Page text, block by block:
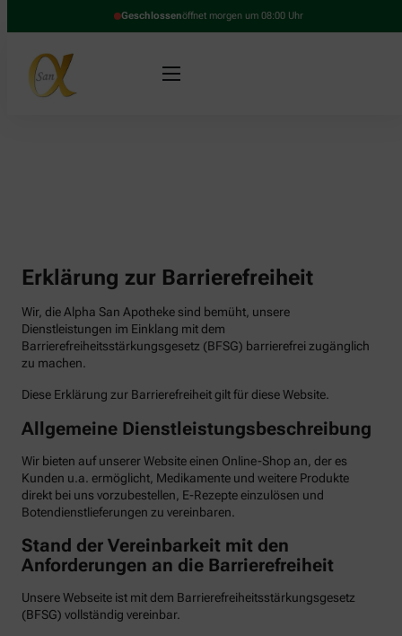
Geschlossenöffnet morgen um 08:00 Uhr
Erklärung zur Barrierefreiheit
Wir, die Alpha San Apotheke sind bemüht, unsere
Dienstleistungen im Einklang mit dem
Barrierefreiheitsstärkungsgesetz (BFSG) barrierefrei zugänglich
zu machen.
Diese Erklärung zur Barrierefreiheit gilt für diese Website.
Allgemeine Dienstleistungsbeschreibung
Wir bieten auf unserer Website einen Online-Shop an, der es
Kunden u.a. ermöglicht, Medikamente und weitere Produkte
direkt bei uns vorzubestellen, E-Rezepte einzulösen und
Botendienstlieferungen zu vereinbaren.
Stand der Vereinbarkeit mit den
Anforderungen an die Barrierefreiheit
Unsere Webseite ist mit dem Barrierefreiheitsstärkungsgesetz
(BFSG) vollständig vereinbar.